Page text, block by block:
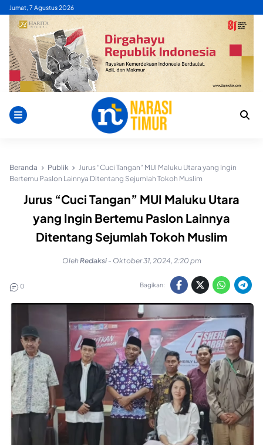
Skip
content
Jumat, 7 Agustus 2026
Beranda Publik
Jurus “Cuci Tangan” MUI Maluku Utara yang Ingin
Bertemu Paslon Lainnya Ditentang Sejumlah Tokoh Muslim
Jurus “Cuci Tangan” MUI Maluku Utara
yang Ingin Bertemu Paslon Lainnya
Ditentang Sejumlah Tokoh Muslim
OlehRedaksi - Oktober 31, 2024, 2:20 pm
0 Bagikan: